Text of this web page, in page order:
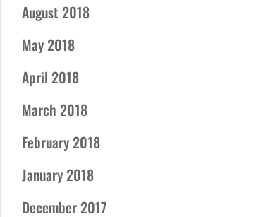
August 2018
May 2018
April 2018
March 2018
February 2018
January 2018
December 2017